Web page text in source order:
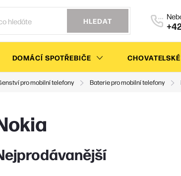
HLEDAT
DOMÁCÍ SPOTŘEBIČE
pro mobilní telefony Baterie pro mobilní telefony